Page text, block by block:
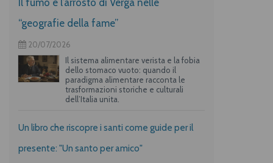
“geografie della fame”
20/07/2026
Il sistema alimentare verista e la fobia
dello stomaco vuoto: quando il
paradigma alimentare racconta le
trasformazioni storiche e culturali
dell’Italia unita.
Un libro che riscopre i santi come guide per il
presente: "Un santo per amico"